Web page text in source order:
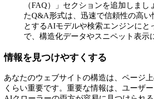
（FAQ）」セクションを追加しまし
たQ&A形式は、迅速で信頼性の高い
とするAIモデルや検索エンジンにと
で、構造化データやスニペット表示
情報を見つけやすくする
あなたのウェブサイトの構造は、ページ
くらい重要です。重要な情報は、ユーザ